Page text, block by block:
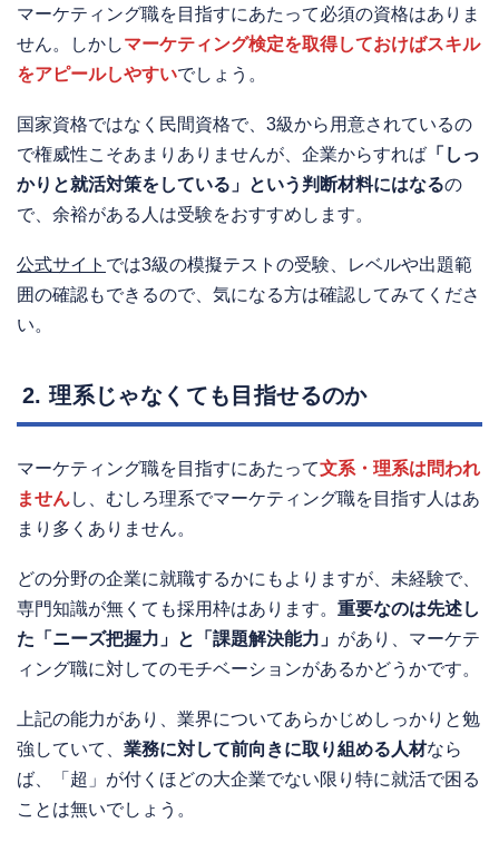
マーケティング職を目指すにあたって必須の資格はありま
せん。しかしマーケティング検定を取得しておけばスキル
をアピールしやすいでしょう。
国家資格ではなく民間資格で、3級から用意されているの
で権威性こそあまりありませんが、企業からすれば 「しっ
かりと就活対策をしている」という判断材料にはなるの
で、余裕がある人は受験をおすすめします。
公式サイト では3級の模擬テストの受験、レベルや出題範
囲の確認もできるので、気になる方は確認してみてくださ
い。
2. 理系じゃなくても目指せるのか
マーケティング職を目指すにあたって文系・理系は問われ
ませんし、むしろ理系でマーケティング職を目指す人はあ
まり多くありません。
どの分野の企業に就職するかにもよりますが、未経験で、
専門知識が無くても採用枠はあります。 重要なのは先述し
た「ニーズ把握力」と「課題解決能力」 があり、マーケテ
ィング職に対してのモチベーションがあるかどうかです。
上記の能力があり、業界についてあらかじめしっかりと勉
強していて、 業務に対して前向きに取り組める人材なら
ば、「超」が付くほどの大企業でない限り特に就活で困る
ことは無いでしょう。